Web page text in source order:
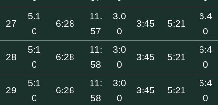
27
5:1
0
6:28
11:
57
3:0
0
3:45 5:21
6:4
0
28
5:1
0
6:28
11:
58
3:0
0
3:45 5:21
6:4
0
29
5:1
0
6:28
11:
58
3:0
0
3:45 5:21
6:4
0